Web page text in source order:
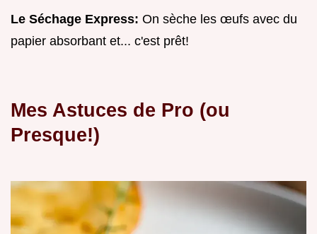
Le Séchage Express: On sèche les œufs avec du
papier absorbant et... c'est prêt!
Mes Astuces de Pro (ou
Presque!)